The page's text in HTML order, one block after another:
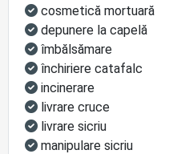
cosmetică mortuară
depunere la capelă
îmbălsămare
închiriere catafalc
incinerare
livrare cruce
livrare sicriu
manipulare sicriu